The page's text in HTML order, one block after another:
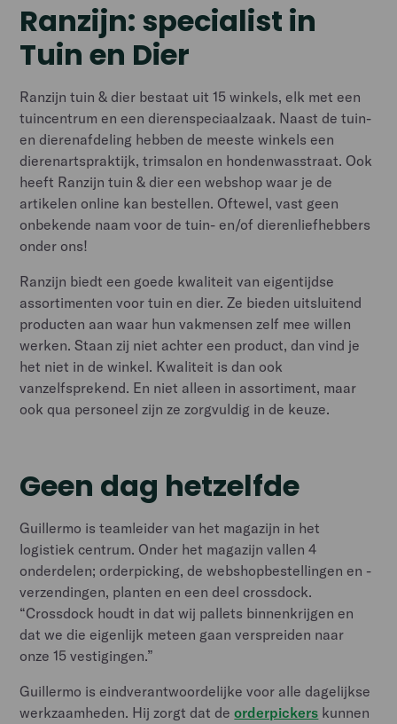
Ranzijn: specialist in
Tuin en Dier
Ranzijn tuin & dier bestaat uit 15 winkels, elk met een
tuincentrum en een dierenspeciaalzaak. Naast de tuin-
en dierenafdeling hebben de meeste winkels een
dierenartspraktijk, trimsalon en hondenwasstraat. Ook
heeft Ranzijn tuin & dier een webshop waar je de
artikelen online kan bestellen. Oftewel, vast geen
onbekende naam voor de tuin- en/of dierenliefhebbers
onder ons!
Ranzijn biedt een goede kwaliteit van eigentijdse
assortimenten voor tuin en dier. Ze bieden uitsluitend
producten aan waar hun vakmensen zelf mee willen
werken. Staan zij niet achter een product, dan vind je
het niet in de winkel. Kwaliteit is dan ook
vanzelfsprekend. En niet alleen in assortiment, maar
ook qua personeel zijn ze zorgvuldig in de keuze.
Geen dag hetzelfde
Guillermo is teamleider van het magazijn in het
logistiek centrum. Onder het magazijn vallen 4
onderdelen; orderpicking, de webshopbestellingen en -
verzendingen, planten en een deel crossdock.
“Crossdock houdt in dat wij pallets binnenkrijgen en
dat we die eigenlijk meteen gaan verspreiden naar
onze 15 vestigingen.”
Guillermo is eindverantwoordelijke voor alle dagelijkse
werkzaamheden. Hij zorgt dat deorderpickers kunnen